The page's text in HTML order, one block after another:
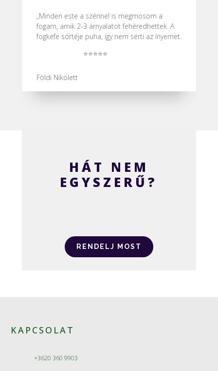
„Minden este a szénnel is megmosom a
fogam, amik 2-3 árnyalatot fehéredhettek. A
fogkefe sörtéje puha, így nem sérti az ínyemet.
⭐⭐⭐⭐⭐
Földi Nikolett
HÁT NEM
EGYSZERŰ?
RENDELJ MOST
KAPCSOLAT
+3620 360 9903